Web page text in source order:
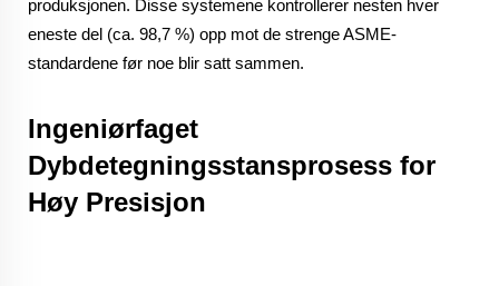
produksjonen. Disse systemene kontrollerer nesten hver
eneste del (ca. 98,7 %) opp mot de strenge ASME-
standardene før noe blir satt sammen.
Ingeniørfaget
Dybdetegningsstansprosess for
Høy Presisjon